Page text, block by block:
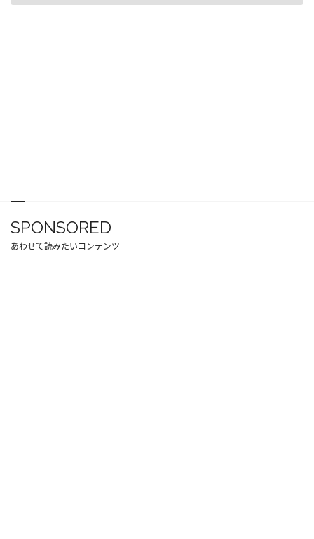
SPONSORED
あわせて読みたいコンテンツ